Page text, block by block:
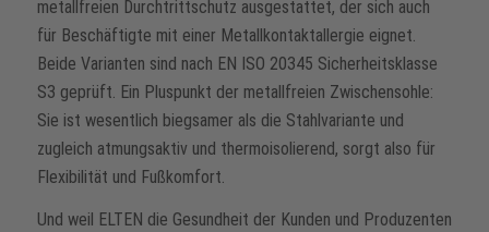
metallfreien Durchtrittschutz ausgestattet, der sich auch
für Beschäftigte mit einer Metallkontaktallergie eignet.
Beide Varianten sind nach EN ISO 20345 Sicherheitsklasse
S3 geprüft. Ein Pluspunkt der metallfreien Zwischensohle:
Sie ist wesentlich biegsamer als die Stahlvariante und
zugleich atmungsaktiv und thermoisolierend, sorgt also für
Flexibilität und Fußkomfort.
Und weil ELTEN die Gesundheit der Kunden und Produzenten